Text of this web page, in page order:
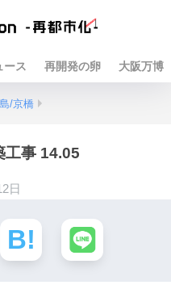
ース 再開発の卵 大阪万博
/京橋
工事 14.05
日